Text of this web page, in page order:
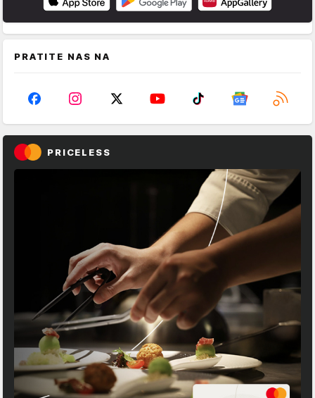
PRATITE NAS NA
PRICELESS